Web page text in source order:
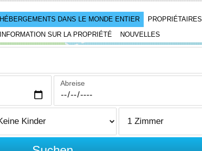
HÉBERGEMENTS DANS LE MONDE ENTIER PROPRIÉTAIRES
INFORMATION SUR LA PROPRIÉTÉ
NOUVELLES
Abreise